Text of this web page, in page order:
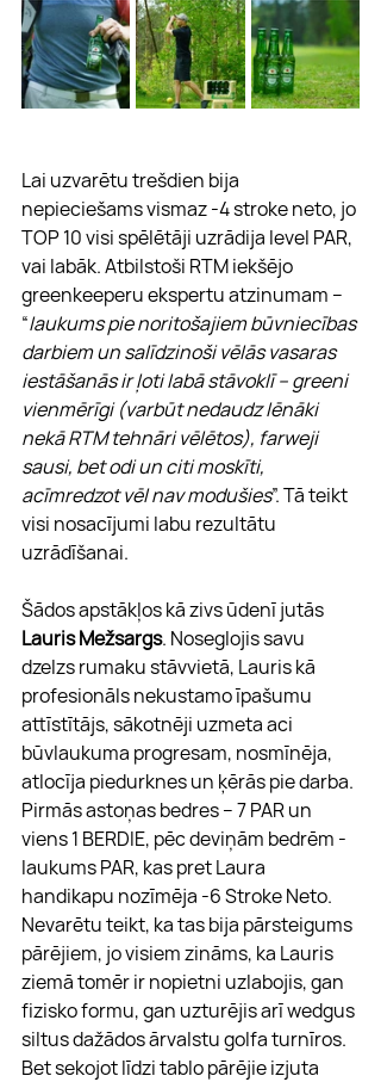
Lai uzvarētu trešdien bija
nepieciešams vismaz -4 stroke neto, jo
TOP 10 visi spēlētāji uzrādija level PAR,
vai labāk. Atbilstoši RTM iekšējo
greenkeeperu ekspertu atzinumam –
“laukums pie noritošajiem būvniecības
darbiem un salīdzinoši vēlās vasaras
iestāšanās ir ļoti labā stāvoklī – greeni
vienmērīgi (varbūt nedaudz lēnāki
nekā RTM tehnāri vēlētos), farweji
sausi, bet odi un citi moskīti,
acīmredzot vēl nav modušies”. Tā teikt
visi nosacījumi labu rezultātu
uzrādīšanai.
Šādos apstākļos kā zivs ūdenī jutās
Lauris Mežsargs. Noseglojis savu
dzelzs rumaku stāvvietā, Lauris kā
profesionāls nekustamo īpašumu
attīstītājs, sākotnēji uzmeta aci
būvlaukuma progresam, nosmīnēja,
atlocīja piedurknes un ķērās pie darba.
Pirmās astoņas bedres – 7 PAR un
viens 1 BERDIE, pēc deviņām bedrēm -
laukums PAR, kas pret Laura
handikapu nozīmēja -6 Stroke Neto.
Nevarētu teikt, ka tas bija pārsteigums
pārējiem, jo visiem zināms, ka Lauris
ziemā tomēr ir nopietni uzlabojis, gan
fizisko formu, gan uzturējis arī wedgus
siltus dažādos ārvalstu golfa turnīros.
Bet sekojot līdzi tablo pārējie izjuta